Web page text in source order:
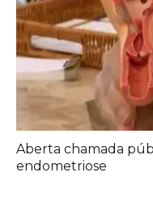
Aberta chamada
endometriose